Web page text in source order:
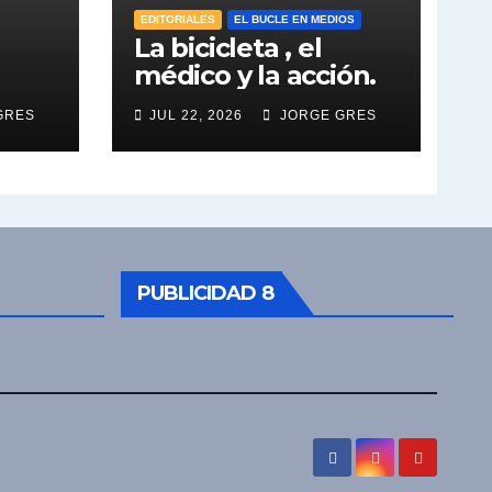
EDITORIALES EL BUCLE EN MEDIOS
La bicicleta , el
médico y la acción.
JUL 22, 2026 JORGE GRES
PUBLICIDAD 8